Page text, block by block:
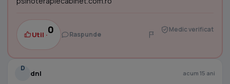
Util ·0 Raspunde
Medic verificat
D
dnl acum 15 ani